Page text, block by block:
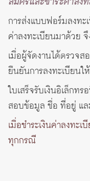
การส่งแบบฟอร์มลงทะ
ค่าลงทะเบียนมาด้วย
เมื่อผู้จัดงานได้ตรวจส
ยืนยันการลงทะเบียนใ
ใบเสร็จรับเงินอิเล็กท
สอบข้อมูล ชื่อ ที่อยู่ แล
เมื่อชำระเงินค่าลงทะ
ทุกกรณี